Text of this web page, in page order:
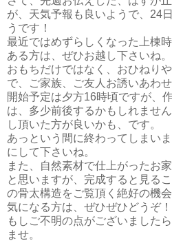
が、天気予報も良いようで、24
うです！
最近ではめずらしくなった上棟
ある方は、ぜひお越し下さいね。
おもちだけではなく、おひねり
で、ご家族、ご友人お誘いあわ
開始予定は夕方16時頃ですが、
は、多少前後するかもしれませ
し頂いた方が良いかも、です。
あっという間に終わってしまい
にして下さいね。
また、自然素材で仕上がったお
と思いますが、完成すると見る
の骨太構造をご覧頂く絶好の機会
気になる方は、ぜひぜひどうぞ！
もしご不明の点がございました
ませ。